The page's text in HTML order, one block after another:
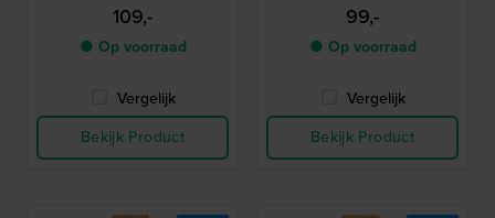
109,-
● Op voorraad
Vergelijk
Bekijk Product
99,-
● Op voorraad
Vergelijk
Bekijk Product